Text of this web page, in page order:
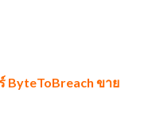
ByteToBreach ขาย